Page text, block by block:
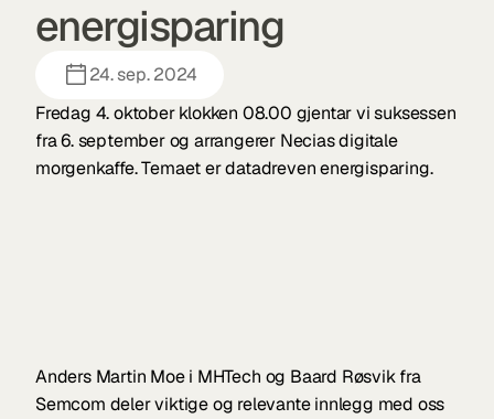
energisparing
24. sep. 2024
Fredag 4. oktober klokken 08.00 gjentar vi suksessen
fra 6. september og arrangerer Necias digitale
morgenkaffe. Temaet er datadreven energisparing.
Anders Martin Moe i MHTech og Baard Røsvik fra
Semcom deler viktige og relevante innlegg med oss